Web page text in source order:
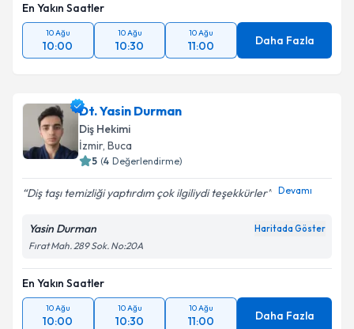
En Yakın Saatler
10 Ağu
10:00
10 Ağu
10:30
10 Ağu
11:00 Daha Fazla
Dt. Yasin Durman
Diş Hekimi
İzmir, Buca
5 (4 Değerlendirme)
Diş taşı temizliği yaptırdım çok ilgiliydi teşekkürler Devamı
Yasin Durman Haritada Göster
Fırat Mah. 289 Sok. No:20A
En Yakın Saatler
10 Ağu
10:00
10 Ağu
10:30
10 Ağu
11:00 Daha Fazla